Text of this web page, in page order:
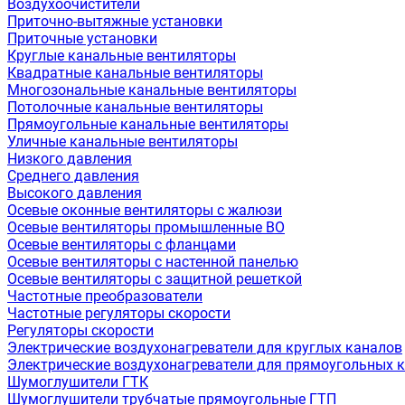
Воздухоочистители
Приточно-вытяжные установки
Приточные установки
Круглые канальные вентиляторы
Квадратные канальные вентиляторы
Многозональные канальные вентиляторы
Потолочные канальные вентиляторы
Прямоугольные канальные вентиляторы
Уличные канальные вентиляторы
Низкого давления
Среднего давления
Высокого давления
Осевые оконные вентиляторы с жалюзи
Осевые вентиляторы промышленные ВО
Осевые вентиляторы с фланцами
Осевые вентиляторы с настенной панелью
Осевые вентиляторы с защитной решеткой
Частотные преобразователи
Частотные регуляторы скорости
Регуляторы скорости
Электрические воздухонагреватели для круглых каналов
Электрические воздухонагреватели для прямоугольных
Шумоглушители ГТК
Шумоглушители трубчатые прямоугольные ГТП